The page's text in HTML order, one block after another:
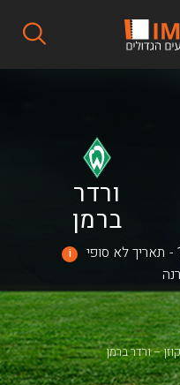
ורדר
ברמן
תאריך לא סופי i
– ורדר ברמן